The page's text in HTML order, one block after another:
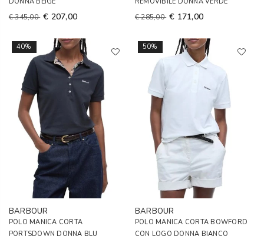
€ 345,00 € 207,00 € 285,00 € 171,00
40%
BARBOUR
POLO MANICA CORTA
PORTSDOWN DONNA BLU
50%
BARBOUR
POLO MANICA CORTA BOWFORD
CON LOGO DONNA BIANCO